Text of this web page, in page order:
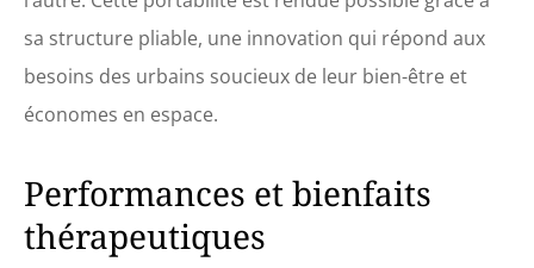
sa structure pliable, une innovation qui répond aux
besoins des urbains soucieux de leur bien-être et
économes en espace.
Performances et bienfaits
thérapeutiques